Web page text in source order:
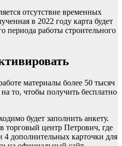
отсутствие временных
в 2022 году карта будет
периода работы строительного
материалы более 50 тысяч
то, чтобы получить бесплатно
будет заполнить анкету.
торговый центр Петрович, где
4 дополнительных карточки для